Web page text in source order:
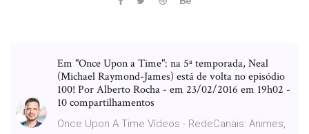
Em "Once Upon a Time": na 5ª temporada, Neal
(Michael Raymond-James) está de volta no episódio
100! Por Alberto Rocha - em 23/02/2016 em 19h02 -
10 compartilhamentos
Once Upon A Time Vídeos - RedeCanais: Animes,